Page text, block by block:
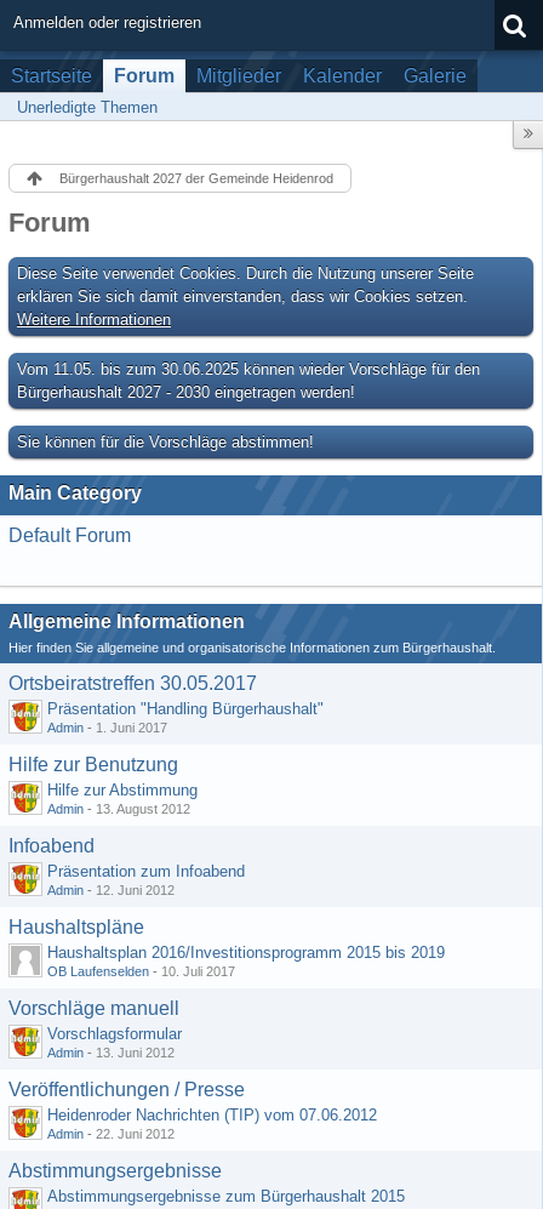
Anmelden oder registrieren
Startseite Forum Mitglieder Kalender Galerie
Unerledigte Themen
Bürgerhaushalt 2027 der Gemeinde Heidenrod
Forum
Diese Seite verwendet Cookies. Durch die Nutzung unserer Seite
erklären Sie sich damit einverstanden, dass wir Cookies setzen.
Weitere Informationen
Vom 11.05. bis zum 30.06.2025 können wieder Vorschläge für den
Bürgerhaushalt 2027 - 2030 eingetragen werden!
Sie können für die Vorschläge abstimmen!
Main Category
Default Forum
Allgemeine Informationen
Hier finden Sie allgemeine und organisatorische Informationen zum Bürgerhaushalt.
Ortsbeiratstreffen 30.05.2017
Präsentation "Handling Bürgerhaushalt"
Admin - 1. Juni 2017
Hilfe zur Benutzung
Hilfe zur Abstimmung
Admin - 13. August 2012
Infoabend
Präsentation zum Infoabend
Admin - 12. Juni 2012
Haushaltspläne
Haushaltsplan 2016/Investitionsprogramm 2015 bis 2019
OB Laufenselden - 10. Juli 2017
Vorschläge manuell
Vorschlagsformular
Admin - 13. Juni 2012
Veröffentlichungen / Presse
Heidenroder Nachrichten (TIP) vom 07.06.2012
Admin - 22. Juni 2012
Abstimmungsergebnisse
Abstimmungsergebnisse zum Bürgerhaushalt 2015